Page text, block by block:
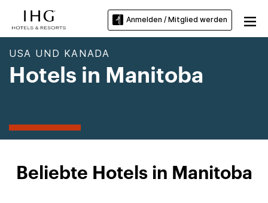
Anmelden / Mitglied werden
USA UND KANADA
Hotels in Manitoba
Beliebte Hotels in Manitoba